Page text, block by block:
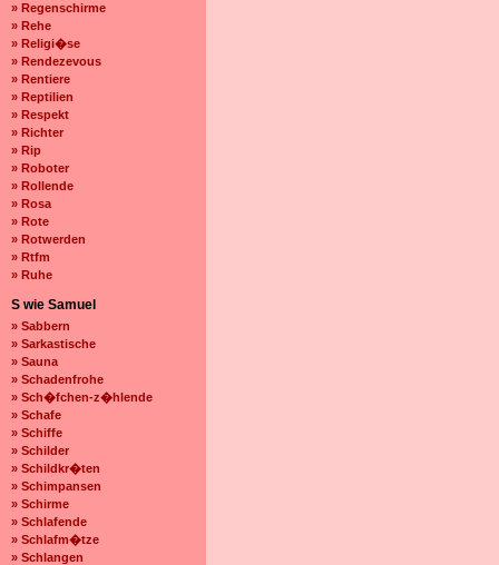
» Regenschirme
» Rehe
» Religi�se
» Rendezevous
» Rentiere
» Reptilien
» Respekt
» Richter
» Rip
» Roboter
» Rollende
» Rosa
» Rote
» Rotwerden
» Rtfm
» Ruhe
S wie Samuel
» Sabbern
» Sarkastische
» Sauna
» Schadenfrohe
» Sch�fchen-z�hlende
» Schafe
» Schiffe
» Schilder
» Schildkr�ten
» Schimpansen
» Schirme
» Schlafende
» Schlafm�tze
» Schlangen